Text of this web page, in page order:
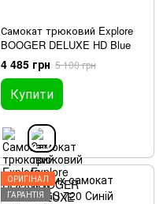
Самокат трюковий Explore
BOOGER DELUXE HD Blue
4 485 грн 5 100 грн
Купити
ОРИГІНАЛ
ГАРАНТІЯ